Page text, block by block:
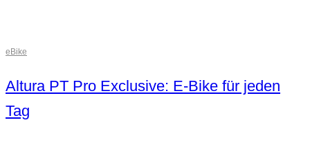
eBike
Altura PT Pro Exclusive: E-Bike für jeden
Tag